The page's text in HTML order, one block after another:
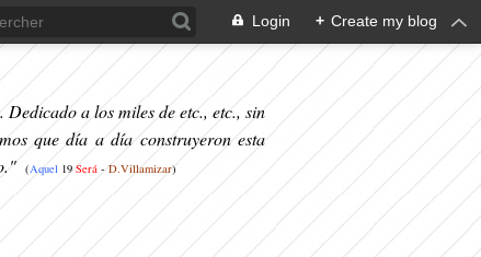
Login + Create my blog
a los miles de etc., etc., sin
que día a día construyeron esta
(Aquel 19 Será - D.Villamizar)